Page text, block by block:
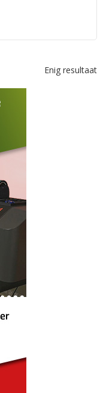
Enig resultaat